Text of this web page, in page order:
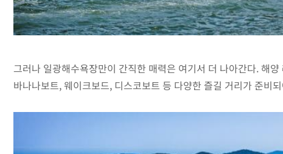
그러나 일광해수욕장만이 간직한 매력은 여기서 더 나아간다. 해
바나나보트, 웨이크보드, 디스코보트 등 다양한 즐길 거리가 준비